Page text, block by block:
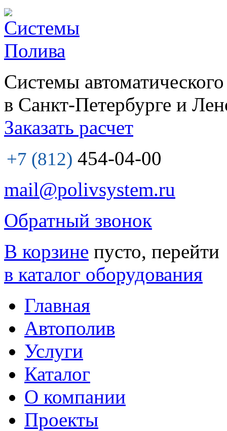
Системы
в Санкт-Петербурге и
Заказать расчет
+7 (812) 454-04-00
mail@polivsystem.ru
Обратный звонок
В корзине пусто, перейти
в каталог оборудования
Главная
Автополив
Услуги
Каталог
О компании
Проекты